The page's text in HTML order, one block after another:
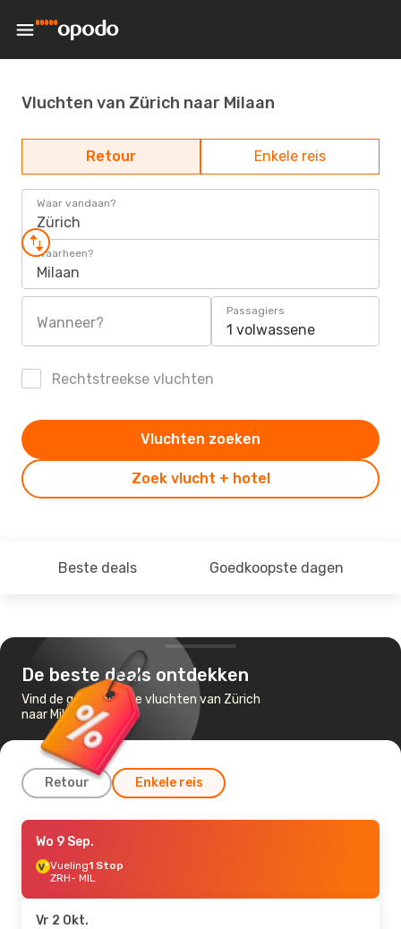
Vluchten van Zürich naar Milaan
Retour Enkele reis
Waar vandaan?
Zürich
Waarheen?
Milaan
Wanneer?
Passagiers
1 volwassene
Rechtstreekse vluchten
Zoek vlucht + hotel
Vluchten zoeken
Beste deals Goedkoopste dagen
De beste deals ontdekken
Vind de goedkoopste vluchten van Zürich
naar Milaan
Retour Enkele reis
Zo 6 Sep.
Ethiopian Airlines
ZRH- MIL
Direct
MIL- ZRH
Wo 9 Sep.
Vueling1 Stop
ZRH- MIL
Vr 2 Okt.